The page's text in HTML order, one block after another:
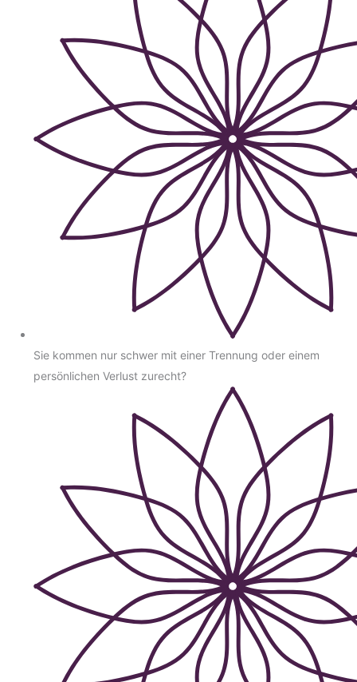
Sie kommen nur schwer mit einer Trennung oder einem
persönlichen Verlust zurecht?